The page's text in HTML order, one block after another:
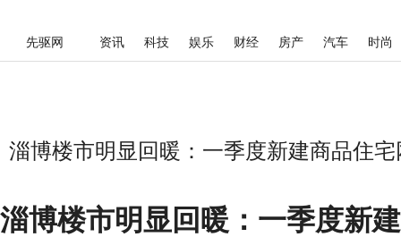
先驱网 资讯 科技 娱乐 财经 房产 汽车 时尚
淄博楼市明显回暖：一季度新建商品住
淄博楼市明显回暖：一季度新